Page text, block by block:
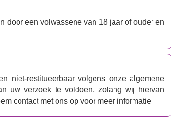
door een volwassene van 18 jaar of ouder en
niet-restitueerbaar volgens onze algemene
uw verzoek te voldoen, zolang wij hiervan
contact met ons op voor meer informatie.